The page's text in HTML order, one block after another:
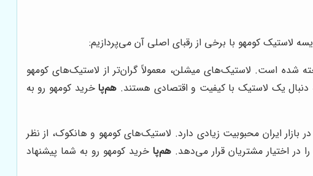
لاستیک کومهو با برخی از رقبای اصلی آن می‌پردازیم:
شده است. لاستیک‌های میشلن، معمولاً گران‌تر از لاستیک‌های کومهو
یک لاستیک با کیفیت و اقتصادی هستند. هم‌پاخرید کومهو رو به
ایران محبوبیت زیادی دارد. لاستیک‌های کومهو و هانکوک، از نظر
در اختیار مشتریان قرار می‌دهد.هم‌پا خرید کومهو رو به شما پیشنهاد